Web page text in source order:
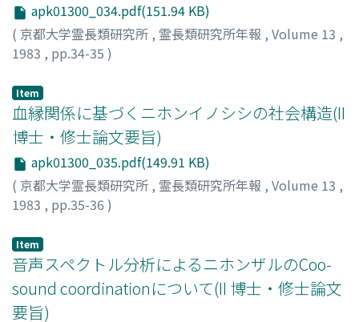
apk01300_034.pdf(151.94 KB)
( 京都大学霊長類研究所 , 霊長類研究所年報 , Volume 13 ,
1983 , pp.34-35 )
Item
血縁関係に基づくニホンイノシシの社会構造(II
博士・修士論文要旨)
apk01300_035.pdf(149.91 KB)
( 京都大学霊長類研究所 , 霊長類研究所年報 , Volume 13 ,
1983 , pp.35-36 )
Item
音声スペクトル分析によるニホンザルのCoo-
sound coordinationについて(II 博士・修士論文
要旨)